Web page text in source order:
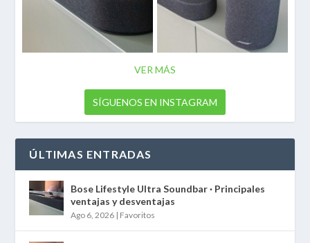
VER MÁS
SÍGUENOS EN INSTAGRAM
ÚLTIMAS ENTRADAS
Bose Lifestyle Ultra Soundbar · Principales
ventajas y desventajas
Ago 6, 2026 | Favoritos